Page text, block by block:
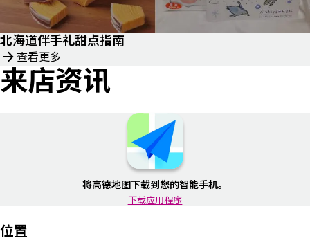
北海道伴手礼甜点指南
查看更多
来店资讯
位置
将高德地图下载到您的智能手机。
下载应用程序